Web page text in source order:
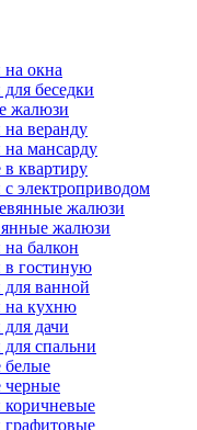
окна
беседки
жалюзи
веранду
мансарду
квартиру
электроприводом
жалюзи
жалюзи
балкон
гостиную
ванной
на кухню
дачи
спальни
белые
черные